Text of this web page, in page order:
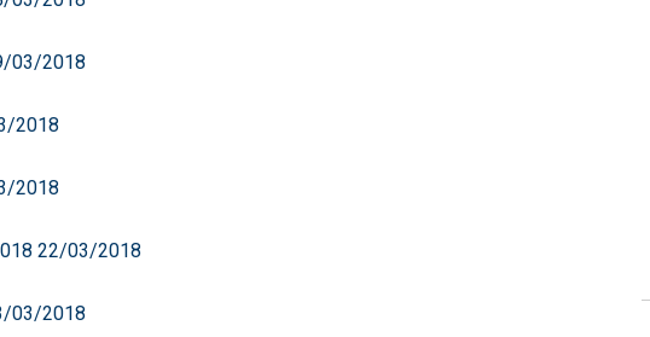
03/2018
2018
2018
22/03/2018
03/2018